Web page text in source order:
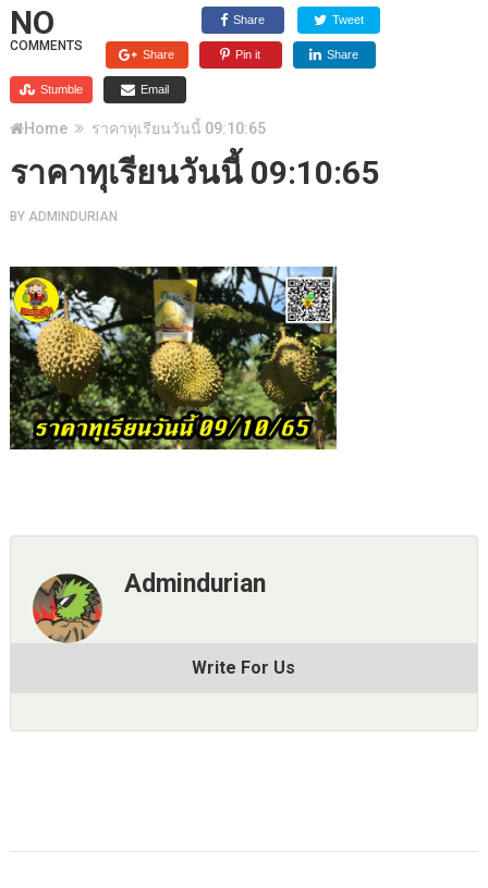
NO
COMMENTS
Share Tweet
Share Pin it Share
Stumble Email
Home ราคาทุเรียนวันนี้ 09:10:65
ราคาทุเรียนวันนี้ 09:10:65
BY ADMINDURIAN
Admindurian
Write For Us